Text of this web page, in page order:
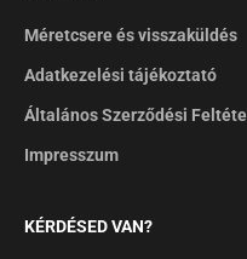
Méretcsere és visszaküldés
Adatkezelési tájékoztató
Általános Szerződési
Impresszum
KÉRDÉSED VAN?